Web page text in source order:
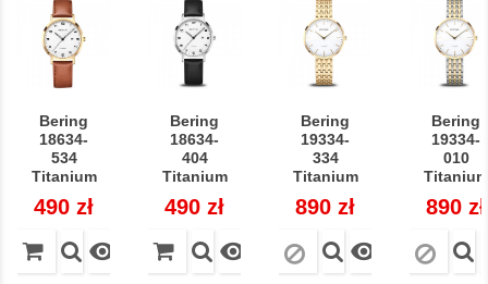
Bering
18634-
534
Titanium
Cena
490 zł

Bering
18634-
404
Titanium
Cena
490 zł

Bering
19334-
334
Titanium
Cena
890 zł

Bering
19334-
010
Titanium
Cena
890 zł